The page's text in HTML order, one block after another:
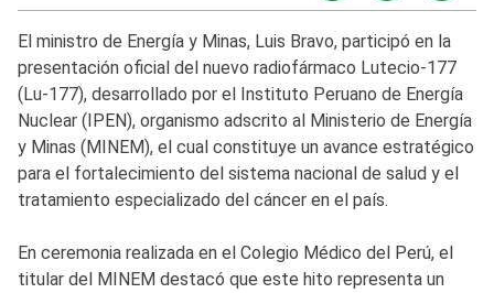
El ministro de Energía y Minas, Luis Bravo, participó en la
presentación oficial del nuevo radiofármaco Lutecio-177
(Lu-177), desarrollado por el Instituto Peruano de Energía
Nuclear (IPEN), organismo adscrito al Ministerio de Energía
y Minas (MINEM), el cual constituye un avance estratégico
para el fortalecimiento del sistema nacional de salud y el
tratamiento especializado del cáncer en el país.
En ceremonia realizada en el Colegio Médico del Perú, el
titular del MINEM destacó que este hito representa un